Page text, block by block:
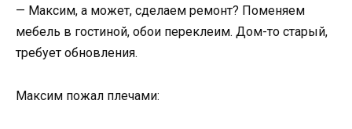
— Максим, а может, сделаем ремонт? Поменяем
мебель в гостиной, обои переклеим. Дом-то старый,
требует обновления.
Максим пожал плечами: